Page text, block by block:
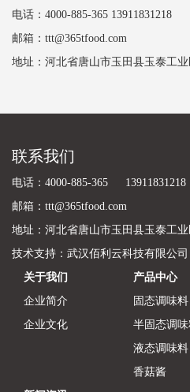
电话：4000-885-365 13911831218
邮箱：ttt@365tfood.com
地址：河北省唐山市玉田县玉泰工
联系我们
电话：4000-885-365 13911831218
邮箱：ttt@365tfood.com
地址：河北省唐山市玉田县玉泰工
技术支持： 武汉佰利云科技有限公司
关于我们
企业简介
企业文化
产品中心
固态调味料
半固态调
液态调味料
香菇酱